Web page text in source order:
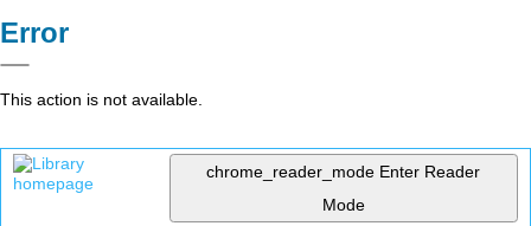
Error
This action is not available.
chrome_reader_mode Enter Reader
Mode